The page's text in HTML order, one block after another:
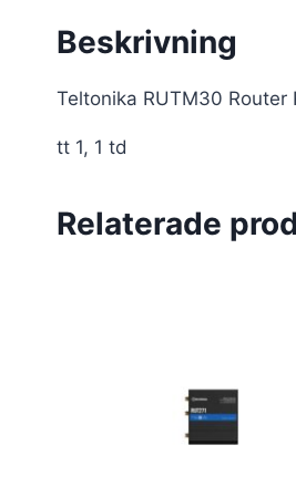
Beskrivning
Teltonika RUTM30 Router
tt 1, 1 td
Relaterade